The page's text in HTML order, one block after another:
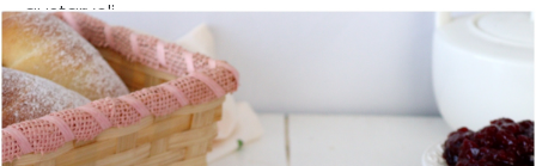
gustarveli.